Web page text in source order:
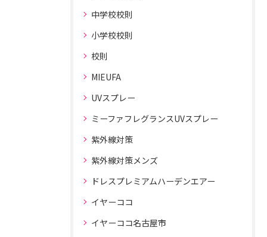
中学校校則
小学校校則
校則
MIEUFA
UVスプレー
ミーファフレグランスUVスプレー
紫外線対策
紫外線対策メンズ
ドレスプレミアムハーデンエアー
イヤーココ
イヤーココ名古屋市